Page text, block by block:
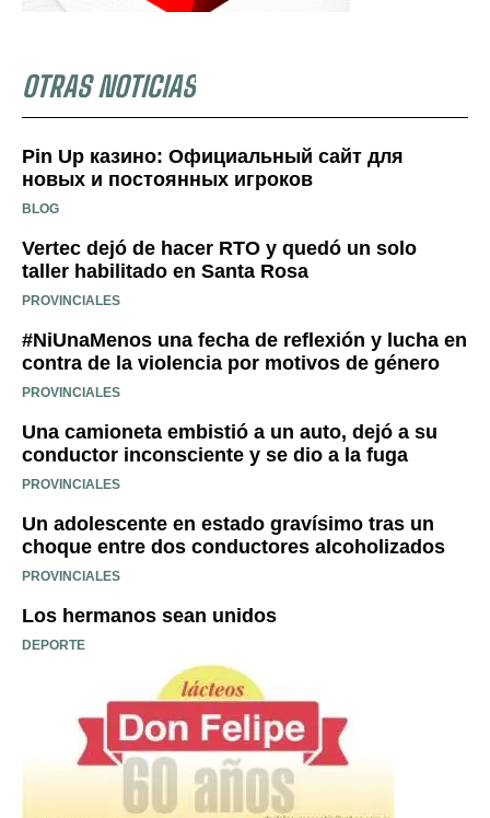
OTRAS NOTICIAS
Pin Up казино: Официальный сайт для
новых и постоянных игроков
BLOG
Vertec dejó de hacer RTO y quedó un solo
taller habilitado en Santa Rosa
PROVINCIALES
#NiUnaMenos una fecha de reflexión y lucha en
contra de la violencia por motivos de género
PROVINCIALES
Una camioneta embistió a un auto, dejó a su
conductor inconsciente y se dio a la fuga
PROVINCIALES
Un adolescente en estado gravísimo tras un
choque entre dos conductores alcoholizados
PROVINCIALES
Los hermanos sean unidos
DEPORTE